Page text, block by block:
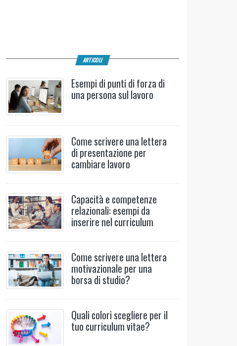
ARTICOLI
Esempi di punti di forza di
una persona sul lavoro
Come scrivere una lettera
di presentazione per
cambiare lavoro
Capacità e competenze
relazionali: esempi da
inserire nel curriculum
Come scrivere una lettera
motivazionale per una
borsa di studio?
Quali colori scegliere per il
tuo curriculum vitae?